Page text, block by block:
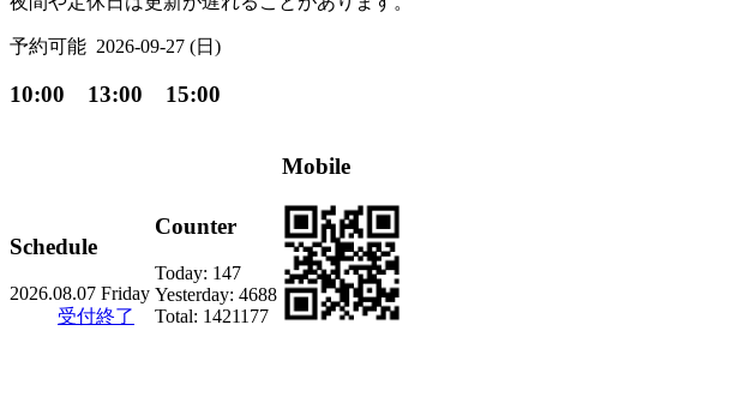
予約可能 2026-09-27 (日)
10:00 13:00 15:00
Schedule
2026.08.07 Friday
受付終了
Counter
Today: 147
Yesterday: 4688
Total: 1421177
Mobile